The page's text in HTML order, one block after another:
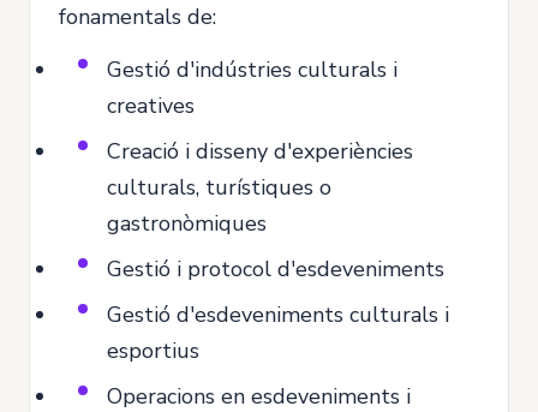
fonamentals de:
Gestió d'indústries culturals i
creatives
Creació i disseny d'experiències
culturals, turístiques o
gastronòmiques
Gestió i protocol d'esdeveniments
Gestió d'esdeveniments culturals i
esportius
Operacions en esdeveniments i